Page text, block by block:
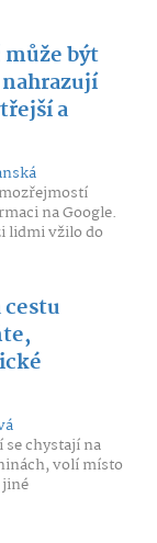
může být
a
na Google.
lidmi vžilo do
cestu
se chystají na
volí místo